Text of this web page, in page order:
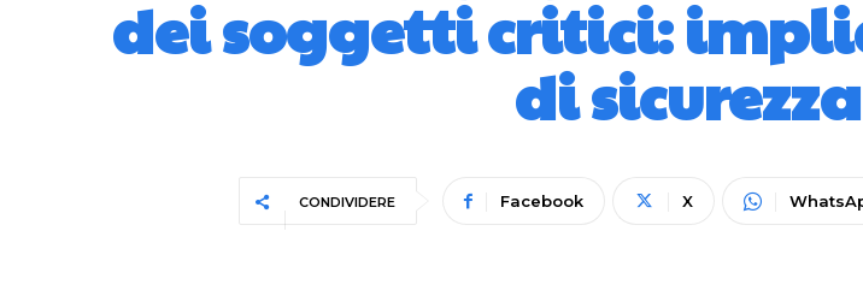
dei soggetti critici:
di
CONDIVIDERE Facebook X